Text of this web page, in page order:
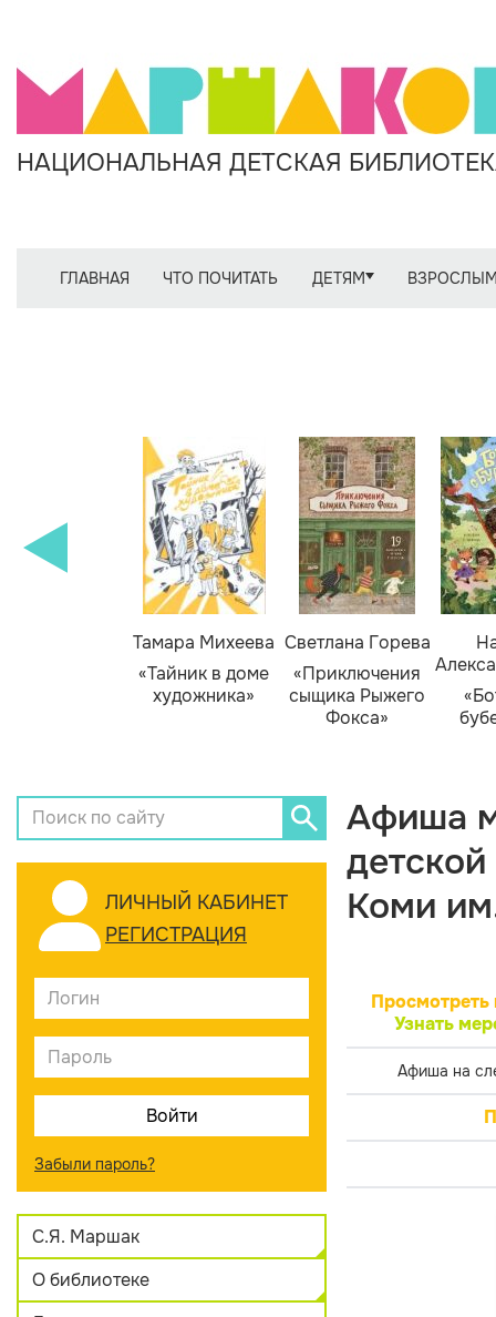
НАЦИОНАЛЬНАЯ ДЕТСКАЯ
ГЛАВНАЯ ЧТО ПОЧИТАТЬ ДЕТЯМ
Тамара Михеева
«Тайник в доме
художника»
Светлана Горева
«Приключения
сыщика Рыжего
Фокса»
ЛИЧНЫЙ КАБИНЕТ
РЕГИСТРАЦИЯ
Забыли пароль?
С.Я. Маршак
О библиотеке
Афиша
Коми
Просмотреть
Узнать
Афиша на